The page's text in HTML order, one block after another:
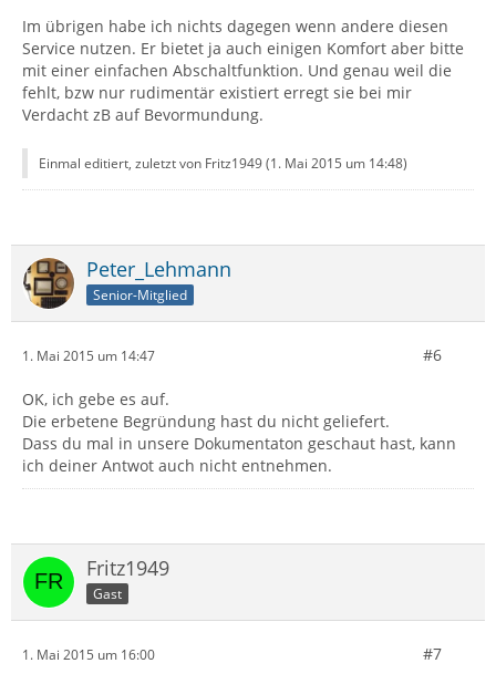
Im übrigen habe ich nichts dagegen wenn andere diesen
Service nutzen. Er bietet ja auch einigen Komfort aber bitte
mit einer einfachen Abschaltfunktion. Und genau weil die
fehlt, bzw nur rudimentär existiert erregt sie bei mir
Verdacht zB auf Bevormundung.
Einmal editiert, zuletzt von Fritz1949 (1. Mai 2015 um 14:48)
Peter_Lehmann
Senior-Mitglied
1. Mai 2015 um 14:47 #6
OK, ich gebe es auf.
Die erbetene Begründung hast du nicht geliefert.
Dass du mal in unsere Dokumentaton geschaut hast, kann
ich deiner Antwot auch nicht entnehmen.
Fritz1949
Gast
1. Mai 2015 um 16:00 #7